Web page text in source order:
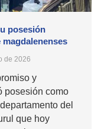
posesión
de 2026
y
posesión como
del
que hoy